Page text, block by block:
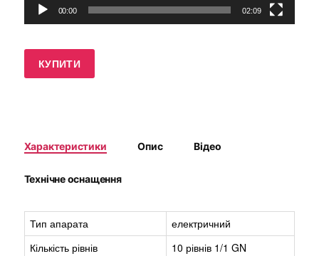
в
ч
00:00 02:09
КУПИТИ
Характеристики Опис Відео
Технічне оснащення
Тип апарата
електричний
Кількість рівнів
10 рівнів 1/1 GN